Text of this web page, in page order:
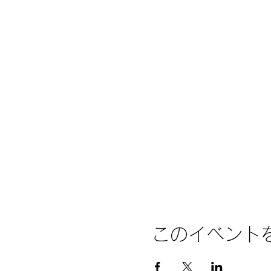
このイベント